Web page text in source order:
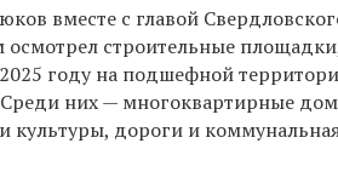
вместе с главой
строительные
году на подшефной
Среди них — многоквартирные
культуры, дороги и